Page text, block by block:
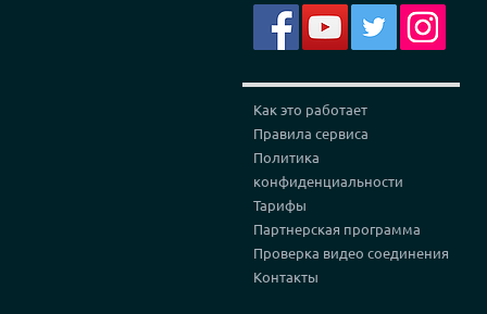
Как это работает
Правила сервиса
Политика
конфиденциальности
Тарифы
Партнерская программа
Проверка видео соединения
Контакты